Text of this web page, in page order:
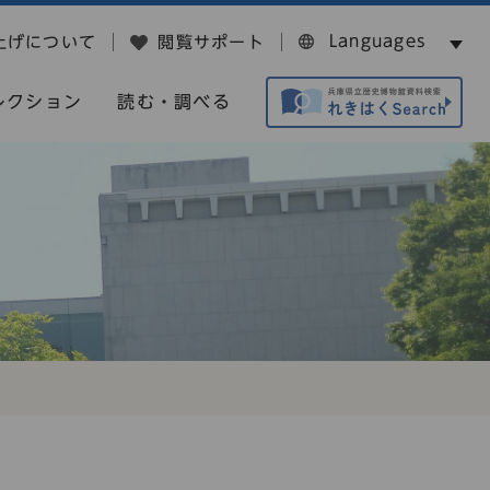
げについて 閲覧サポート Languages
クション 読む・調べる